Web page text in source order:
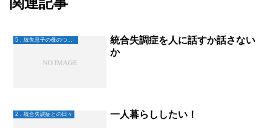
統合失調症を人に話すか話さない
か
2．統合失調症との日々 一人暮らししたい！